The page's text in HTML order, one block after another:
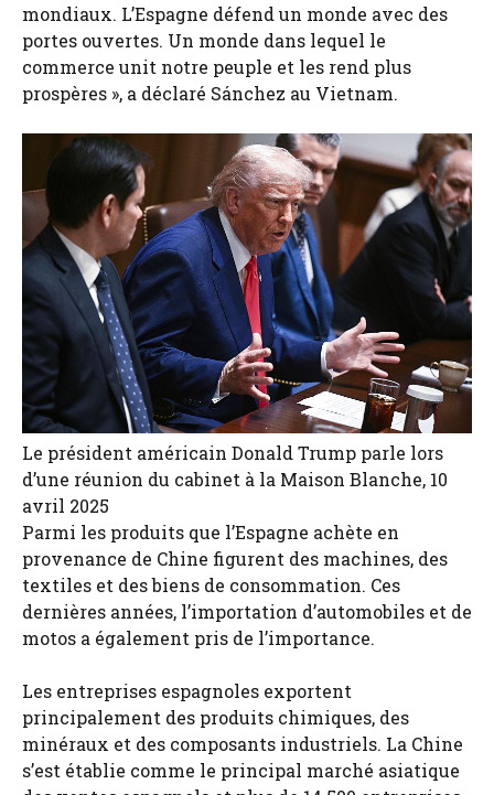
mondiaux. L’Espagne défend un monde avec des
portes ouvertes. Un monde dans lequel le
commerce unit notre peuple et les rend plus
prospères », a déclaré Sánchez au Vietnam.
Le président américain Donald Trump parle lors
d’une réunion du cabinet à la Maison Blanche, 10
avril 2025
Parmi les produits que l’Espagne achète en
provenance de Chine figurent des machines, des
textiles et des biens de consommation. Ces
dernières années, l’importation d’automobiles et de
motos a également pris de l’importance.
Les entreprises espagnoles exportent
principalement des produits chimiques, des
minéraux et des composants industriels. La Chine
s’est établie comme le principal marché asiatique